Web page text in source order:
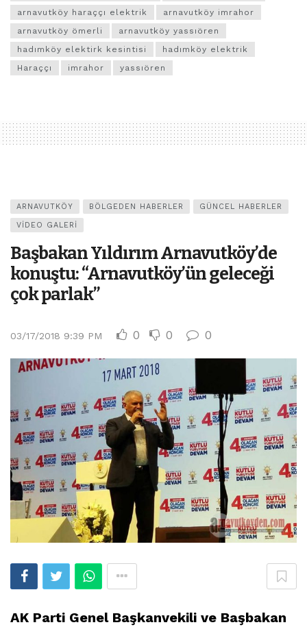
arnavutköy haraççı elektrik
arnavutköy imrahor
arnavutköy ömerli
arnavutköy yassıören
hadımköy elektirk kesintisi
hadımköy elektrik
Haraççı
imrahor yassıören
ARNAVUTKÖY BÖLGEDEN HABERLER GÜNCEL HABERLER
VIDEO GALERI
Başbakan Yıldırım Arnavutköy’de
konuştu: “Arnavutköy’ün geleceği
çok parlak”
03/17/2018 9:39 PM 0 0 0
AK Parti Genel Başkanvekili ve Başbakan